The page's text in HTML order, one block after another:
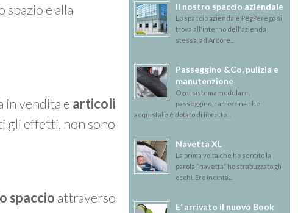
spazio e alla
in vendita e articoli
gli effetti, non sono
spaccio attraverso
Il nostro spaccio aziendale
Lo spaccio aziendale PegPerego si
trova all'interno dell'azienda
stessa, ad Arcore...
Passeggino &Co, pulizia e
manutenzione
Ogni sistema modulare,
passeggino, carrozzina che
acquistate è dotato di libretto...
Navetta XL
La prima volta che ho sentito la
parola “navetta” ho strabuzzato gli
occhi. Ero incinta...
E’ arrivato il nuovo Book